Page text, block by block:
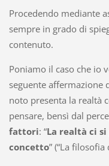
Procedendo mediante
sempre in grado di
contenuto.
Poniamo il caso che io
seguente affermazione
noto presenta la realtà
pensare, bensì dal
fattori: “La realtà ci
concetto” (“La